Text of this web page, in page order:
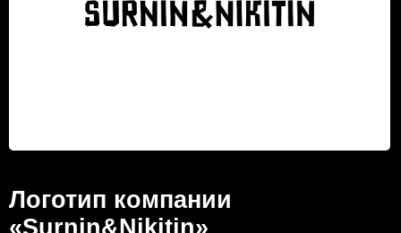
Логотип компании
«Surnin&Nikitin»